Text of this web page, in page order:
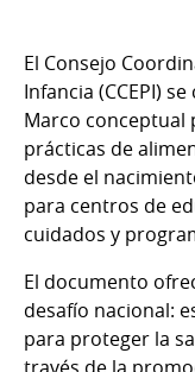
El Consejo
Infancia (CCEPI)
Marco conceptual
prácticas de
desde el
para centros de
cuidados y
El documento
desafío nacional:
para proteger la
través de la